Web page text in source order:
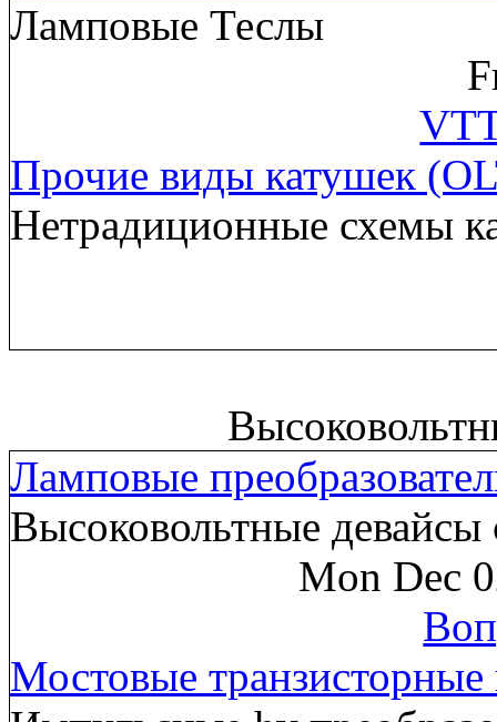
Ламповые Теслы
Прочие виды катушек
Нетрадиционные схемы
Ламповые
Высоковольтные девайсы
Mon Dec
Мостовые транзисторные